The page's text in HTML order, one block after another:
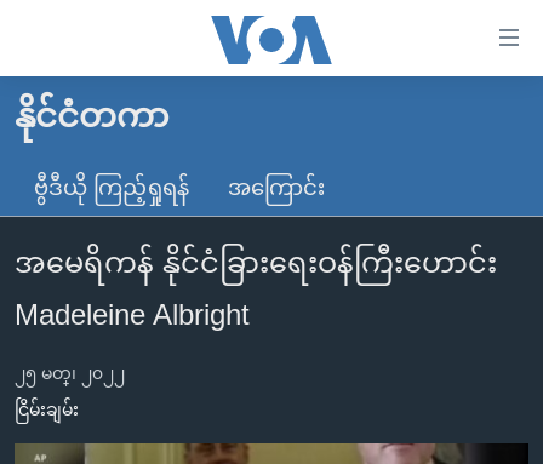
လွယ်ကူ
စေ
သည့်
များ
ပင်မ
သို့
ကျော်
ကြည့်
မူလစာမျက်နှာ
မြန်မာ
ကမ္ဘာ့သတင်းများ
နိုင်ငံတကာ
အမေရိကန်
အစ္စရေး-ပါလက်စတိုင်း
ဗွီဒီယို
သတင်းလွတ်လပ်ခွင့်
အင်္ဂလိပ်စာလေ့လာမယ်
နိုင်ငံတကာ
ဗွီဒီယို ကြည့်ရှုရန် အကြောင်း
အမေရိကန် နိုင်ငံခြားရေးဝန်ကြီးဟောင်း
Madeleine Albright
၂၅ မတ္၊ ၂၀၂၂
ငြိမ်းချမ်း